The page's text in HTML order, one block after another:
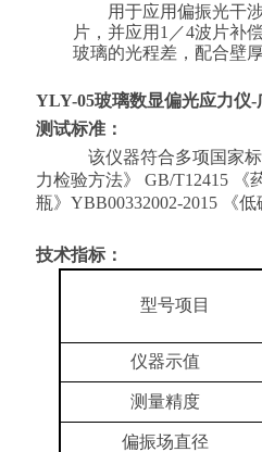
用于应用偏振光干
片，并应用 1／4波片补
玻璃的光程差，配合壁
YLY-05玻璃数显偏光应力仪-
测试标准：
该仪器符合多项国家
力检验方法》 GB/T12415 《
瓶》YBB00332002-2015 《
技术指标 ：
型号项目
仪器示值
测量精度
偏振场直径